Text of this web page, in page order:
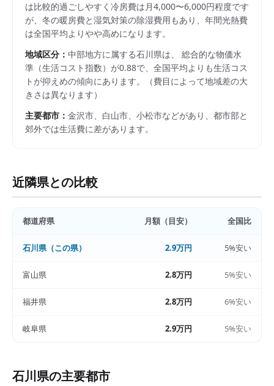
は比較的過ごしやすく冷房費は月4,000〜6,000円程度です
が、冬の暖房費と湿気対策の除湿費用もあり、年間光熱費
は全国平均よりやや高めになります。
地域区分： 中部地方に属する石川県は、 総合的な物価水
準（生活コスト指数）が0.88で、 全国平均よりも生活コス
トが抑えめの傾向にあります。
（費目によって地域差の大
きさは異なります）
主要都市： 金沢市、白山市、小松市などがあり、都市部と
郊外では生活費に差があります。
近隣県との比較
都道府県 月額（目安） 全国比
石川県（この県） 2.9万円 5%安い
富山県 2.8万円 5%安い
福井県 2.8万円 6%安い
岐阜県 2.9万円 5%安い
石川県の主要都市